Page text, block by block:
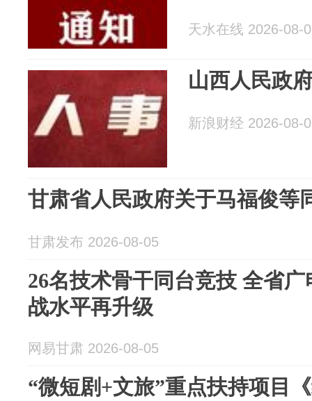
天水在线 2026-08-
山西人民政
新浪财经 2026-08-
甘肃省人民政府关于马福俊等
甘肃发布 2026-08-05
26名技术骨干同台竞技 全省
战水平再升级
网易甘肃 2026-08-05
“微短剧+文旅”重点扶持项目